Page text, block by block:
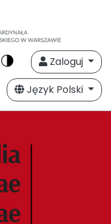
Zaloguj
Język Polski